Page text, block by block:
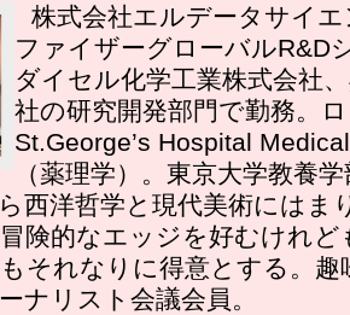
株式会社エルデータサイ
ファイザーグローバルR&D
ダイセル化学工業株式会社
社の研究開発部門で勤務。
St.George’s Hospital
（薬理学）。東京大学教養
西洋哲学と現代美術にはま
険的なエッジを好むけれど
それなりに得意とする。趣
ナリスト会議会員。